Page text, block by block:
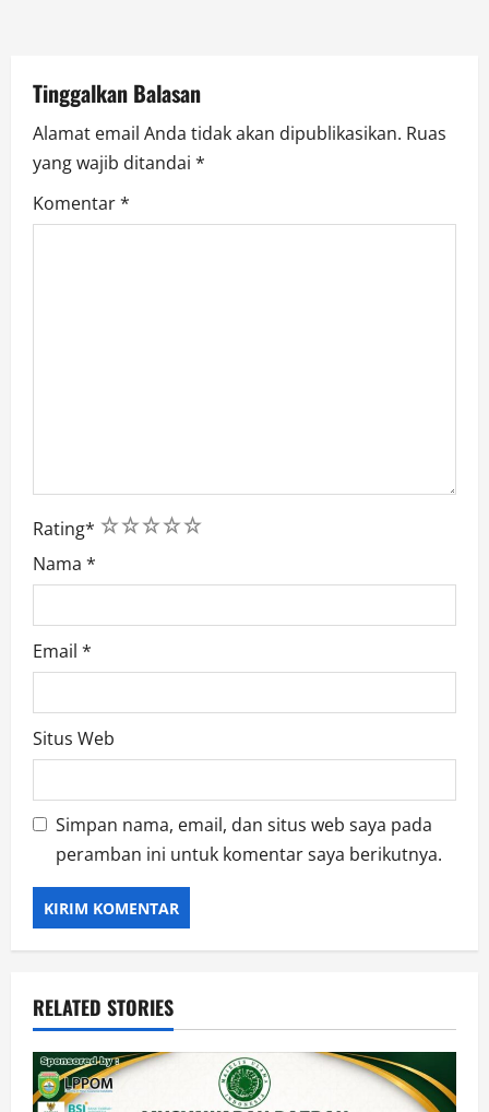
o
n
Tinggalkan Balasan
Alamat email Anda tidak akan dipublikasikan. Ruas
yang wajib ditandai *
Komentar*
Rating* 5
4
3
2
1
Nama *
Email *
Situs Web
Simpan nama, email, dan situs web saya pada
peramban ini untuk komentar saya berikutnya.
RELATED STORIES